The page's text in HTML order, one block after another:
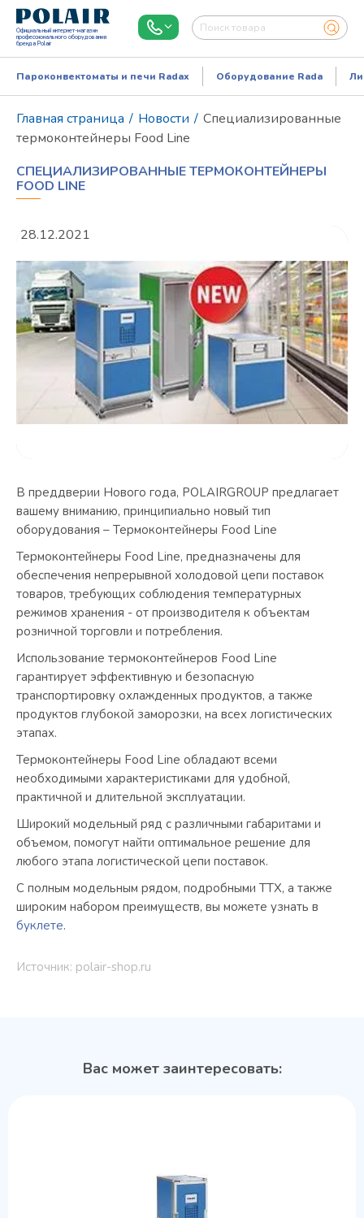
Официальный интернет-магазин
профессионального оборудования
бренда Polair
Режим работы:Пн..Пт: 9.00-18.00
Пароконвектоматы и печи Radax Оборудование Rada
Главная страница / Новости / Специализированные
термоконтейнеры Food Line
СПЕЦИАЛИЗИРОВАННЫЕ ТЕРМОКОНТЕЙНЕРЫ
FOOD LINE
28.12.2021
В преддверии Нового года, POLAIRGROUP предлагает
вашему вниманию, принципиально новый тип
оборудования – Термоконтейнеры Food Line
Термоконтейнеры Food Line, предназначены для
обеспечения непрерывной холодовой цепи поставок
товаров, требующих соблюдения температурных
режимов хранения - от производителя к объектам
розничной торговли и потребления.
Использование термоконтейнеров Food Line
гарантирует эффективную и безопасную
транспортировку охлажденных продуктов, а также
продуктов глубокой заморозки, на всех логистических
этапах.
Термоконтейнеры Food Line обладают всеми
необходимыми характеристиками для удобной,
практичной и длительной эксплуатации.
Широкий модельный ряд с различными габаритами и
объемом, помогут найти оптимальное решение для
любого этапа логистической цепи поставок.
С полным модельным рядом, подробными ТТХ, а также
широким набором преимуществ, вы можете узнать в
буклете.
Источник: polair-shop.ru
Вас может заинтересовать: